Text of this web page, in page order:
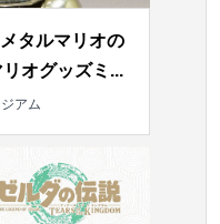
タルマリオの
オグッズミ...
アム